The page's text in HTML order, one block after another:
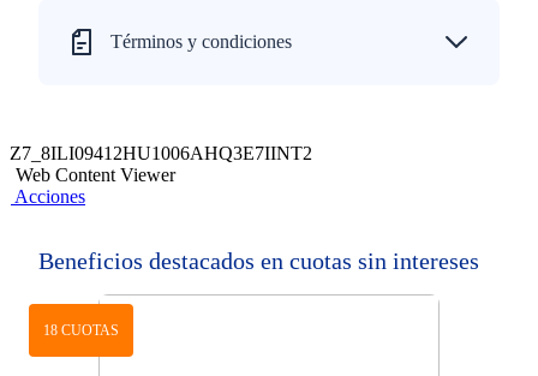
Términos y condiciones
Z7_8ILI09412HU1006AHQ3E7IINT2
Web Content Viewer
Acciones
Beneficios destacados en cuotas sin intereses
18 CUOTAS